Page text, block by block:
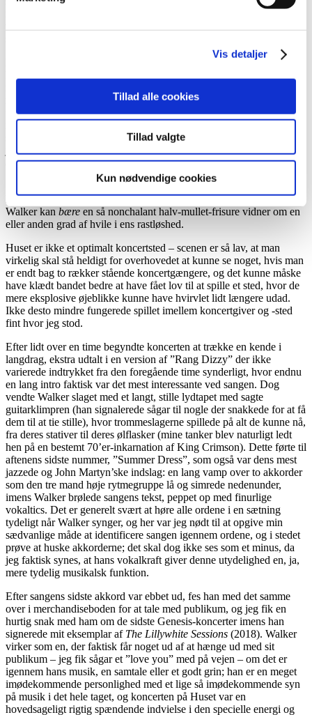
Vis detaljer
Tillad alle cookies
Tillad valgte
Kun nødvendige cookies
Bedst var nok den interaktion hvor han komplementerede
råbte ”You’re hot too!” (og Walker fulgte op med et tåkrummende
”Thanks, dad!”) lukkede han interaktionen med ”I wouldn’t say that
in Nebraska, or Omaha, you know. Fucking ugly… their diet is just
steak and… pain…!” Nogle gange faldt forsøgene på humor til
jorden, men nu var de fleste, så vidt jeg ved, heller ikke på Huset for
at høre jokes.
Desuden begyndte jeg også at overveje, om man på nogen måde
kan læse en musikers personlighed igennem deres hår – alene det, at
Walker kan bære en så nonchalant halv-mullet-frisure vidner om en
eller anden grad af hvile i ens rastløshed.
Huset er ikke et optimalt koncertsted – scenen er så lav, at man
virkelig skal stå heldigt for overhovedet at kunne se noget, hvis man
er endt bag to rækker stående koncertgængere, og det kunne måske
have klædt bandet bedre at have fået lov til at spille et sted, hvor de
mere eksplosive øjeblikke kunne have hvirvlet lidt længere udad.
Ikke desto mindre fungerede spillet imellem koncertgiver og -sted
fint hvor jeg stod.
Efter lidt over en time begyndte koncerten at trække en kende i
langdrag, ekstra udtalt i en version af ”Rang Dizzy” der ikke
varierede indtrykket fra den foregående time synderligt, hvor endnu
en lang intro faktisk var det mest interessante ved sangen. Dog
vendte Walker slaget med et langt, stille lydtapet med sagte
guitarklimpren (han signalerede sågar til nogle der snakkede for at få
dem til at tie stille), hvor trommeslagerne spillede på alt de kunne nå,
fra deres stativer til deres ølflasker (mine tanker blev naturligt ledt
hen på en bestemt 70’er-inkarnation af King Crimson). Dette førte til
aftenens sidste nummer, ”Summer Dress”, som også var dens mest
jazzede og John Martyn’ske indslag: en lang vamp over to akkorder
som den tre mand høje rytmegruppe lå og simrede nedenunder,
imens Walker brølede sangens tekst, peppet op med finurlige
vokaltics. Det er generelt svært at høre alle ordene i en sætning
tydeligt når Walker synger, og her var jeg nødt til at opgive min
sædvanlige måde at identificere sangen igennem ordene, og i stedet
prøve at huske akkorderne; det skal dog ikke ses som et minus, da
jeg faktisk synes, at hans vokalkraft giver denne utydelighed en, ja,
mere tydelig musikalsk funktion.
Efter sangens sidste akkord var ebbet ud, fes han med det samme
over i merchandiseboden for at tale med publikum, og jeg fik en
hurtig snak med ham om de sidste Genesis-koncerter imens han
signerede mit eksemplar af The Lillywhite Sessions (2018). Walker
virker som en, der faktisk får noget ud af at hænge ud med sit
publikum – jeg fik sågar et ”love you” med på vejen – om det er
igennem hans musik, en samtale eller et godt grin; han er en meget
imødekommende personlighed med et lige så imødekommende syn
på musik i det hele taget, og koncerten på Huset var en
hovedsageligt rigtig spændende indvielse i den specielle energi og